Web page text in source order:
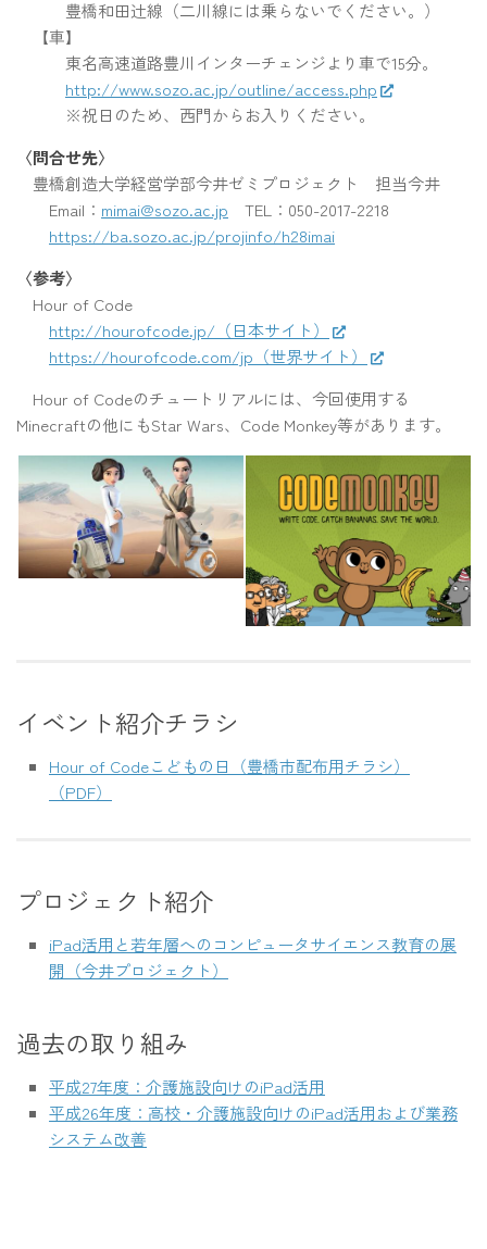
豊橋和田辻線（二川線には乗らないでください。）
【車】
東名高速道路豊川インターチェンジより車で15分。
http://www.sozo.ac.jp/outline/access.php
※祝日のため、西門からお入りください。
〈問合せ先〉
豊橋創造大学経営学部今井ゼミプロジェクト 担当今井
Email： mimai@sozo.ac.jp TEL：050-2017-2218
https://ba.sozo.ac.jp/projinfo/h28imai
〈参考〉
Hour of Code
http://hourofcode.jp/（日本サイト）
https://hourofcode.com/jp（世界サイト）
Hour of Codeのチュートリアルには、今回使用する
Minecraftの他にもStar Wars、Code Monkey等があります。
イベント紹介チラシ
Hour of Codeこどもの日（豊橋市配布用チラシ）
（PDF）
プロジェクト紹介
iPad活用と若年層へのコンピュータサイエンス教育の展
開（今井プロジェクト）
過去の取り組み
平成27年度：介護施設向けのiPad活用
平成26年度：高校・介護施設向けのiPad活用および業務
システム改善